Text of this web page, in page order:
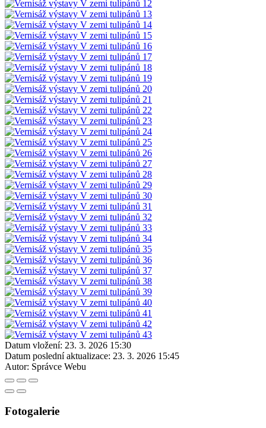
Datum vložení: 23. 3. 2026 15:30
Datum poslední aktualizace: 23. 3. 2026 15:45
Autor: Správce Webu
Fotogalerie